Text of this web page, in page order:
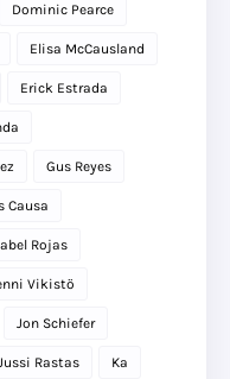
Dominic Pearce
Elisa McCausland
Erick Estrada
Gus Reyes
Causa
Rojas
Vikistö
Jon Schiefer
Rastas Ka